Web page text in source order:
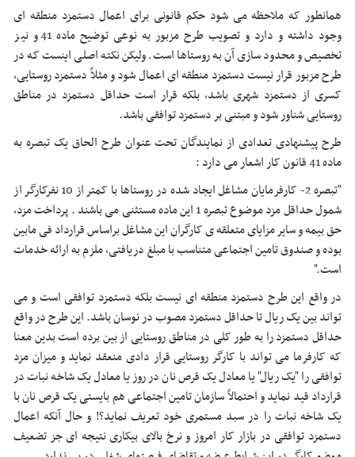
همانطور که ملاحظه می شود حکم قانونی برای اعمال دستمزد منطقه ای
وجود داشته و دارد و تصویب طرح مزبور به نوعی توضیح ماده 41 و نیز
تخصیص و محدود سازی آن به روستاها است. ولیکن نکته اصلی اینست که در
طرح مزبور قرار نیست دستمزد منطقه ای اعمال شود و مثلاً دستمزد روستایی،
کسری از دستمزد شهری باشد، بلکه قرار است حداقل دستمزد در مناطق
روستایی شناور شود و مبتنی بر دستمزد توافقی باشد.
طرح پیشنهادی تعدادی از نمایندگان تحت عنوان طرح الحاق یک تبصره به
ماده 41 قانون کار اشعار می دارد :
"تبصره 2- کارفرمایان مشاغل ایجاد شده در روستاها با کمتر از 10 نفرکارگر از
شمول حداقل مزد موضوع تبصره 1 این ماده مستثنی می باشند . پرداخت مزد،
حق بیمه و سایر مزایای متعلقه ی کارگران این مشاغل براساس قرارداد فی مابین
بوده و صندوق تامین اجتماعی متناسب با مبلغ دریافتی، ملزم به ارائه خدمات
است."
در واقع این طرح دستمزد منطقه ای نیست بلکه دستمزد توافقی است و می
تواند بین یک ریال تا حداقل دستمزد مصوب در نوسان باشد. این طرح در واقع
حداقل دستمزد را به طور کلی در مناطق روستایی از بین برده است بدین معنا
که کارفرما می تواند با کارگر روستایی قرار دادی منعقد نماید و میزان مزد
توافقی را "یک ریال" یا معادل یک قرص نان در روز یا معادل یک شاخه نبات در
قرارداد قید نماید و احتمالاً سازمان تامین اجتماعی هم بایستی یک قرص نان با
یک شاخه نبات را در سبد مستمری خود تعریف نماید؟! و حال آنکه اعمال
دستمزد توافقی در بازار کار امروز و نرخ بالای بیکاری نتیجه ای جز تضعیف